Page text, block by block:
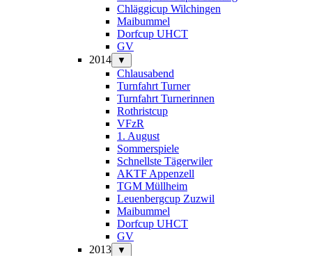
Chläggicup Wilchingen
Maibummel
Dorfcup UHCT
GV
2014
▼
Chlausabend
Turnfahrt Turner
Turnfahrt Turnerinnen
Rothristcup
VFzR
1. August
Sommerspiele
Schnellste Tägerwiler
AKTF Appenzell
TGM Müllheim
Leuenbergcup Zuzwil
Maibummel
Dorfcup UHCT
GV
2013
▼